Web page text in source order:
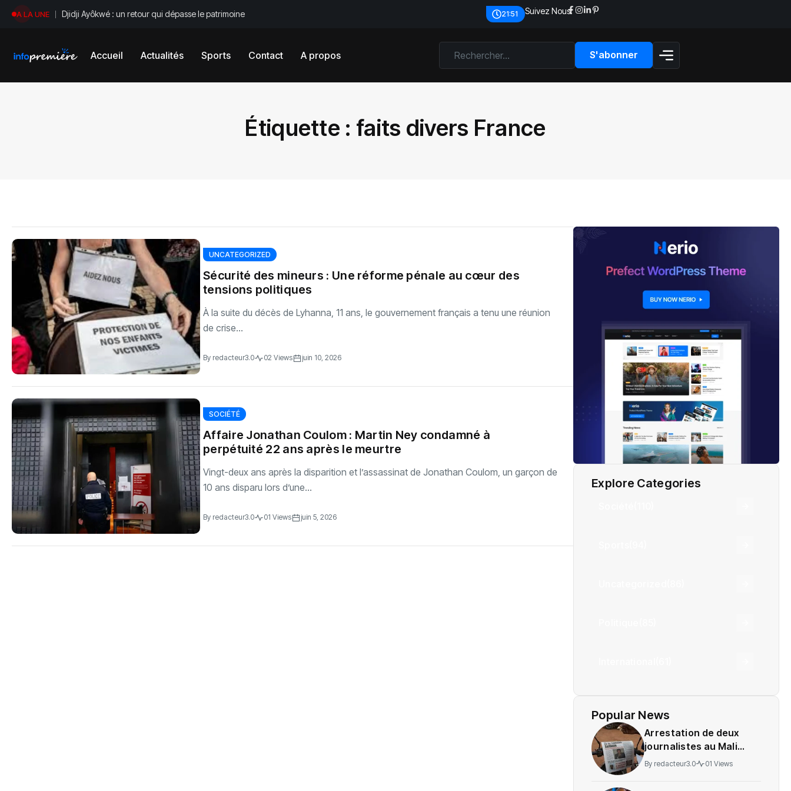
A LA UNE Djidji Ayôkwé : un retour qui dépasse le patrimoine 21:51 Suivez Nous:
Accueil Actualités Sports Contact A propos S'abonner
Étiquette : faits divers France
UNCATEGORIZED
Sécurité des mineurs : Une réforme pénale au cœur des
tensions politiques
À la suite du décès de Lyhanna, 11 ans, le gouvernement français a tenu une réunion
de crise...
By redacteur3.0 02 Views juin 10, 2026
SOCIÉTÉ
Affaire Jonathan Coulom : Martin Ney condamné à
perpétuité 22 ans après le meurtre
Vingt-deux ans après la disparition et l’assassinat de Jonathan Coulom, un garçon de
10 ans disparu lors d’une...
By redacteur3.0 01 Views juin 5, 2026
Explore Categories
Popular News
Arrestation de deux
journalistes au Mali
provoque une
By redacteur3.0 01 Views